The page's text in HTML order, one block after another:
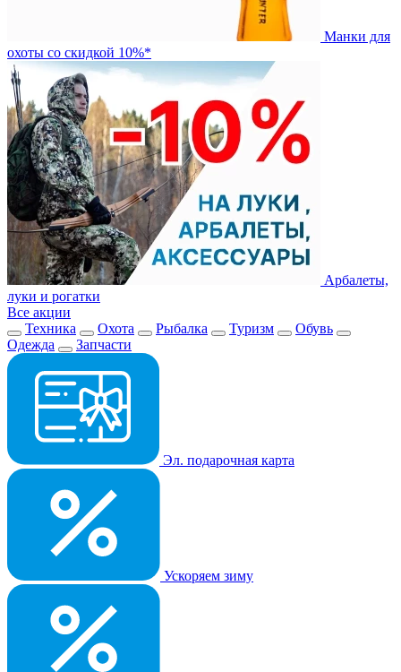
Манки для
охоты со скидкой 10%*
Арбалеты,
луки и рогатки
Все акции
Техника
Охота Рыбалка Туризм
Обувь
Одежда
Запчасти
Эл. подарочная карта
Ускоряем зиму